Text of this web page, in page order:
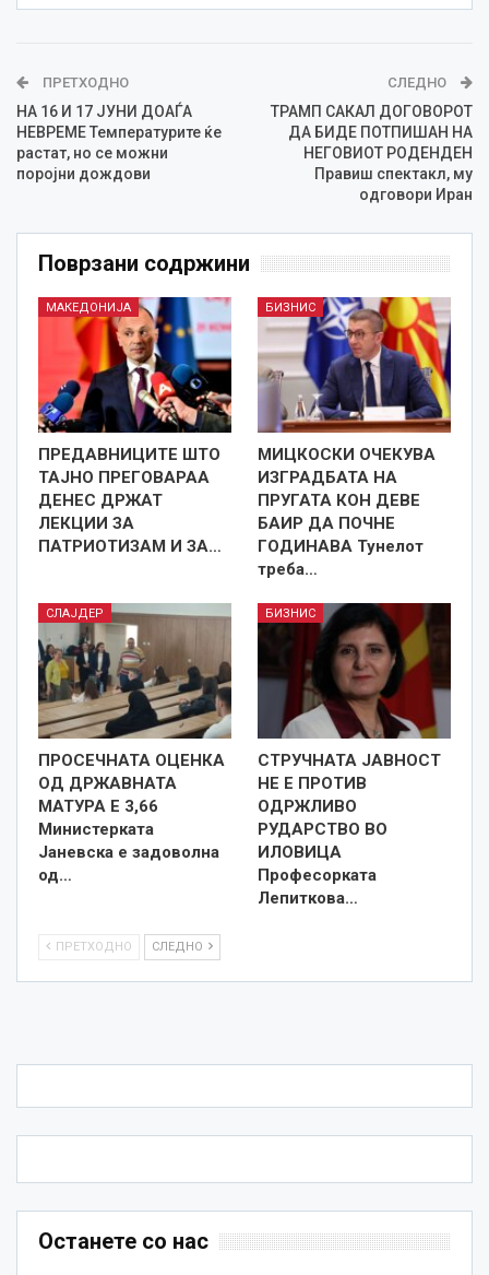
ПРЕТХОДНО
НА 16 И 17 ЈУНИ ДОАЃА
НЕВРЕМЕ Температурите ќе
растат, но се можни
поројни дождови
СЛЕДНО
ТРАМП САКАЛ ДОГОВОРОТ
ДА БИДЕ ПОТПИШАН НА
НЕГОВИОТ РОДЕНДЕН
Правиш спектакл, му
одговори Иран
Поврзани содржини
МАКЕДОНИЈА
ПРЕДАВНИЦИТЕ ШТО
ТАЈНО ПРЕГОВАРАА
ДЕНЕС ДРЖАТ
ЛЕКЦИИ ЗА
ПАТРИОТИЗАМ И ЗА…
БИЗНИС
МИЦКОСКИ ОЧЕКУВА
ИЗГРАДБАТА НА
ПРУГАТА КОН ДЕВЕ
БАИР ДА ПОЧНЕ
ГОДИНАВА Тунелот
треба…
СЛАЈДЕР
ПРОСЕЧНАТА ОЦЕНКА
ОД ДРЖАВНАТА
МАТУРА Е 3,66
Министерката
Јаневска е задоволна
од…
БИЗНИС
СТРУЧНАТА ЈАВНОСТ
НЕ Е ПРОТИВ
ОДРЖЛИВО
РУДАРСТВО ВО
ИЛОВИЦА
Професорката
Лепиткова…
ПРЕТХОДНО СЛЕДНО
Останете со нас